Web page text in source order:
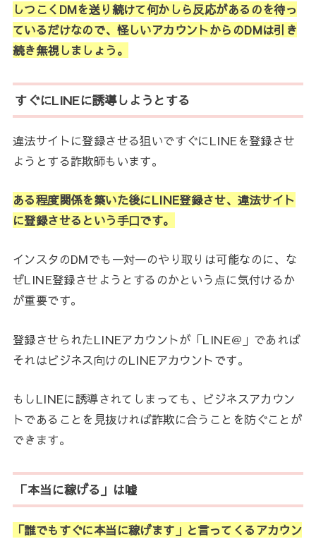
しつこくDMを送り続けて何かしら反応があるのを待っ
ているだけなので、怪しいアカウントからのDMは引き
続き無視しましょう。
すぐにLINEに誘導しようとする
違法サイトに登録させる狙いですぐにLINEを登録させ
ようとする詐欺師もいます。
ある程度関係を築いた後にLINE登録させ、違法サイト
に登録させるという手口です。
インスタのDMでも一対一のやり取りは可能なのに、な
ぜLINE登録させようとするのかという点に気付けるか
が重要です。
登録させられたLINEアカウントが「LINE＠」であれば
それはビジネス向けのLINEアカウントです。
もしLINEに誘導されてしまっても、ビジネスアカウン
トであることを見抜ければ詐欺に合うことを防ぐことが
できます。
「本当に稼げる」は嘘
「誰でもすぐに本当に稼げます」と言ってくるアカウン